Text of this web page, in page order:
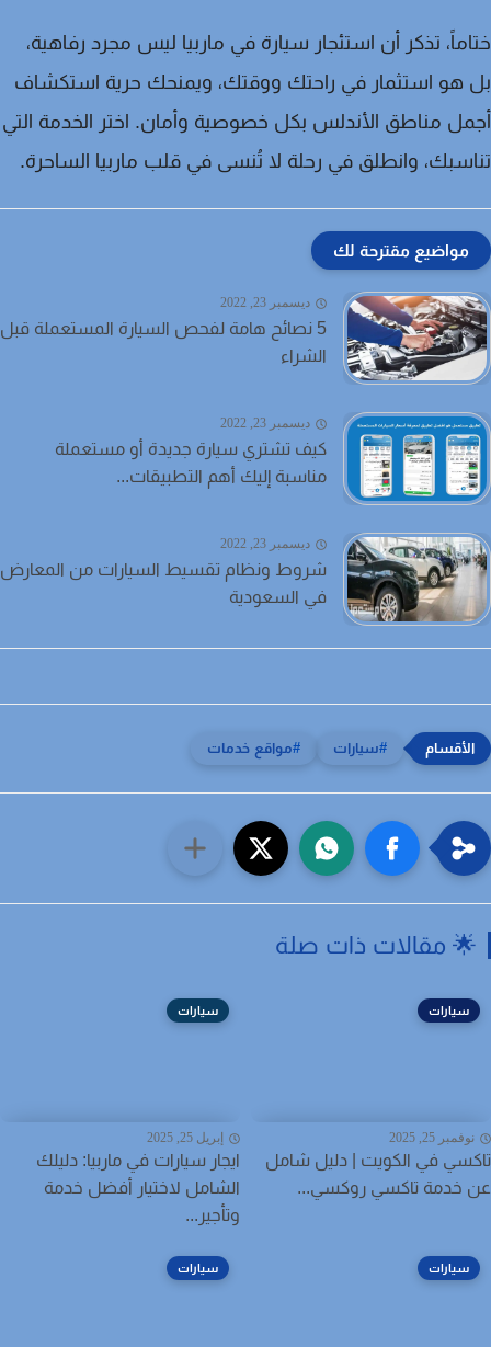
تذكر أن استئجار سيارة في ماربيا ليس مجرد رفاهية،
هو استثمار في راحتك ووقتك، ويمنحك حرية استكشاف
مناطق الأندلس بكل خصوصية وأمان. اختر الخدمة التي
وانطلق في رحلة لا تُنسى في قلب ماربيا الساحرة.
مواضيع مقترحة لك
ديسمبر 23, 2022
5 نصائح هامة لفحص السيارة المستعملة قبل
الشراء
ديسمبر 23, 2022
كيف تشتري سيارة جديدة أو مستعملة
مناسبة إليك أهم التطبيقات...
ديسمبر 23, 2022
شروط ونظام تقسيط السيارات من المعارض
في السعودية
سيارات مواقع خدمات
مقالات ذات صلة
سيارات
25, 2025
في الكويت | دليل شامل
خدمة تاكسي روكسي...
سيارات
إبريل 25, 2025
ايجار سيارات في ماربيا: دليلك
الشامل لاختيار أفضل خدمة
وتأجير...
سيارات سيارات